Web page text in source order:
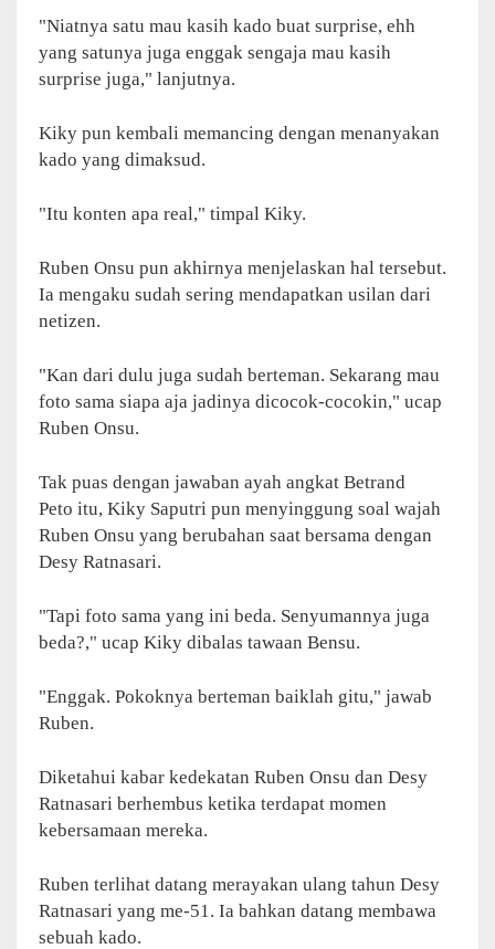
"Niatnya satu mau kasih kado buat surprise, ehh
yang satunya juga enggak sengaja mau kasih
surprise juga," lanjutnya.
Kiky pun kembali memancing dengan menanyakan
kado yang dimaksud.
"Itu konten apa real," timpal Kiky.
Ruben Onsu pun akhirnya menjelaskan hal tersebut.
Ia mengaku sudah sering mendapatkan usilan dari
netizen.
"Kan dari dulu juga sudah berteman. Sekarang mau
foto sama siapa aja jadinya dicocok-cocokin," ucap
Ruben Onsu.
Tak puas dengan jawaban ayah angkat Betrand
Peto itu, Kiky Saputri pun menyinggung soal wajah
Ruben Onsu yang berubahan saat bersama dengan
Desy Ratnasari.
"Tapi foto sama yang ini beda. Senyumannya juga
beda?," ucap Kiky dibalas tawaan Bensu.
"Enggak. Pokoknya berteman baiklah gitu," jawab
Ruben.
Diketahui kabar kedekatan Ruben Onsu dan Desy
Ratnasari berhembus ketika terdapat momen
kebersamaan mereka.
Ruben terlihat datang merayakan ulang tahun Desy
Ratnasari yang me-51. Ia bahkan datang membawa
sebuah kado.